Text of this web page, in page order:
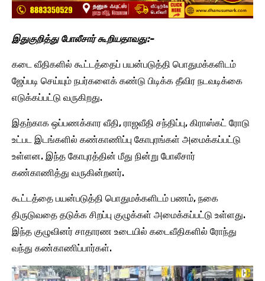
இதுகுறித்து போலீசார் கூறியதாவது:-
கடை வீதிகளில் கூட்டத்தைப் பயன்படுத்தி பொதுமக்களிடம்
ஜேப்படி செய்யும் நபர்களைக் கண்டு பிடிக்க தீவிர நடவடிக்கை
எடுக்கப்பட்டு வருகிறது.
இதற்காக ஒப்பணக்கார வீதி, ராஜவீதி சந்திப்பு, கிராஸ்கட் ரோடு
உட்பட இடங்களில் கண்காணிப்பு கோபுரங்கள் அமைக்கப்பட்டு
உள்ளன. இந்த கோபுரத்தின் மீது நின்று போலீசார்
கண்காணித்து வருகின்றனர்.
கூட்டத்தை பயன்படுத்தி பொதுமக்களிடம் பணம், நகை
திருடுவதை தடுக்க சிறப்பு குழுக்கள் அமைக்கப்பட்டு உள்ளது.
இந்த குழுவினர் சாதாரண உடையில் கடைவீதிகளில் ரோந்து
வந்து கண்காணிப்பார்கள்.